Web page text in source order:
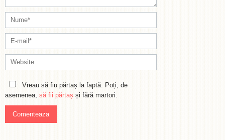
Vreau să fiu părtaș la faptă. Poți, de
asemenea, să fii părtaș și fără martori.